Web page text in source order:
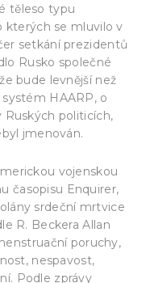
těleso typu
kterých se mluvilo v
setkání prezidentů
Rusko společné
bude levnější než
HAARP, o
politicích,
jmenován.
vojenskou
časopisu Enquirer,
srdeční mrtvice
R. Beckera Allan
poruchy,
nespavost,
Podle zprávy